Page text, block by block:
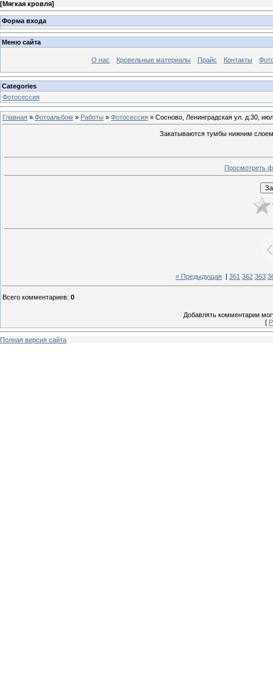
[Мягкая кровля]
Форма входа
Меню сайта
О нас Кровельные материалы Прайс Контакты
Categories
Фотосессия
Главная » Фотоальбом » Работы » Фотосессия » Сосново, Ленинградская ул. д.30,
Закатываются тумбы нижним
Просмотреть
« Предыдущая 361 362 363
Всего комментариев: 0
Добавлять комментарии
[
Полная версия сайта